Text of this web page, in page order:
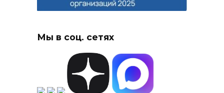
Мы в соц. сетях